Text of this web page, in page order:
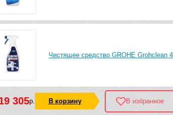
Чистящее средство GROHE Grohclean
305р. В корзину В избранное